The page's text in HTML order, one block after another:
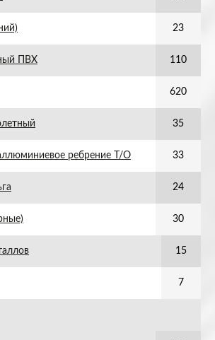
23
ПВХ 110
620
35
ребрение Т/О 33
24
30
15
7